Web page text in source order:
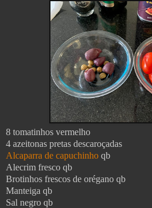
8 tomatinhos vermelho
4 azeitonas pretas descaroçadas
Alcaparra de capuchinho qb
Alecrim fresco qb
Brotinhos frescos de orégano qb
Manteiga qb
Sal negro qb